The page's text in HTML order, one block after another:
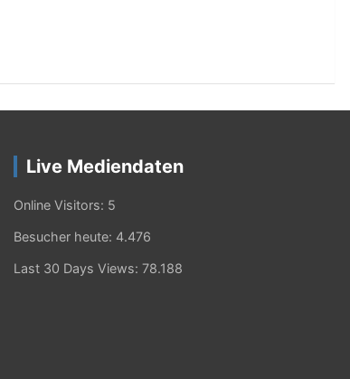
Live Mediendaten
Online Visitors: 5
Besucher heute: 4.476
Last 30 Days Views: 78.188